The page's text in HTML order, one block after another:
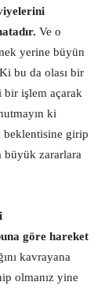
Ve o
yerine büyün
bu da olası bir
bir işlem açarak
ki
beklentisine girip
büyük zararlara
göre hareket
kavrayana
olmanız yine